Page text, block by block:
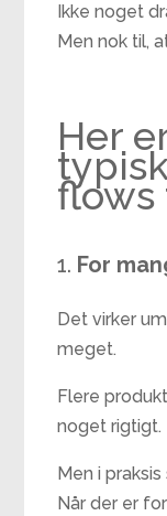
Ikke noget
Men nok til,
Her
flows
For
Det virker
meget.
Flere
noget rigtigt.
Men i
Når der er